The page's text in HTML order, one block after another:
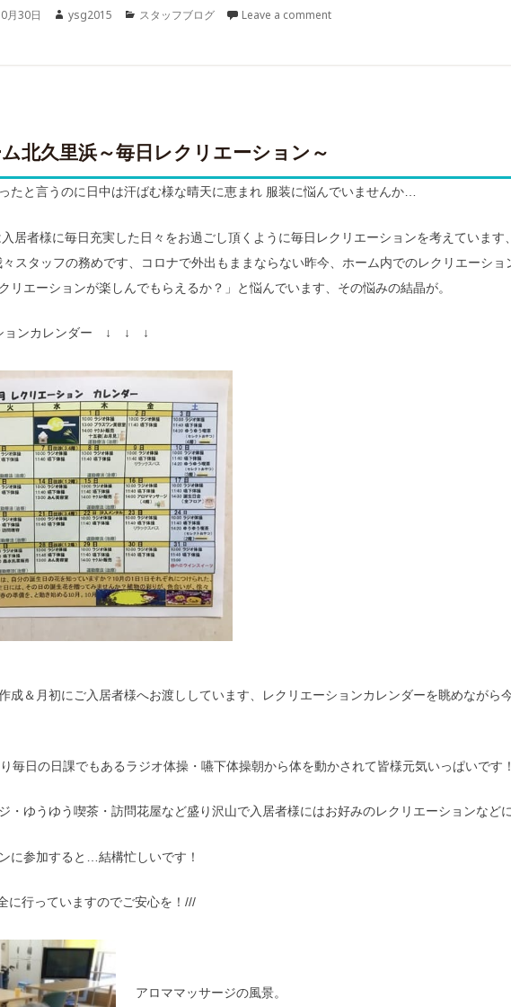
月30日 Author
ysg2015 Categories
スタッフブログ Leave a comment
北久里浜～毎日レクリエーション～
たと言うのに日中は汗ばむ様な晴天に恵まれ 服装に悩んでいませんか…
居者様に毎日充実した日々をお過ごし頂くように毎日レクリエーションを考えています
スタッフの務めです、コロナで外出もままならない昨今、ホーム内でのレクリエーシ
リエーションが楽しんでもらえるか？」と悩んでいます、その悩みの結晶が。
ンカレンダー ↓ ↓ ↓
成＆月初にご入居者様へお渡ししています、レクリエーションカレンダーを眺めながら
毎日の日課でもあるラジオ体操・嚥下体操朝から体を動かされて皆様元気いっぱいです
・ゆうゆう喫茶・訪問花屋など盛り沢山で入居者様にはお好みのレクリエーションなど
に参加すると…結構忙しいです！
に行っていますのでご安心を！///
アロママッサージの風景。